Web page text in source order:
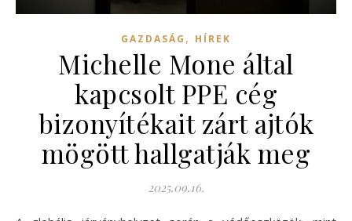
GAZDASÁG , HÍREK
Michelle Mone által
kapcsolt PPE cég
bizonyítékait zárt ajtók
mögött hallgatják meg
2025.09.16.